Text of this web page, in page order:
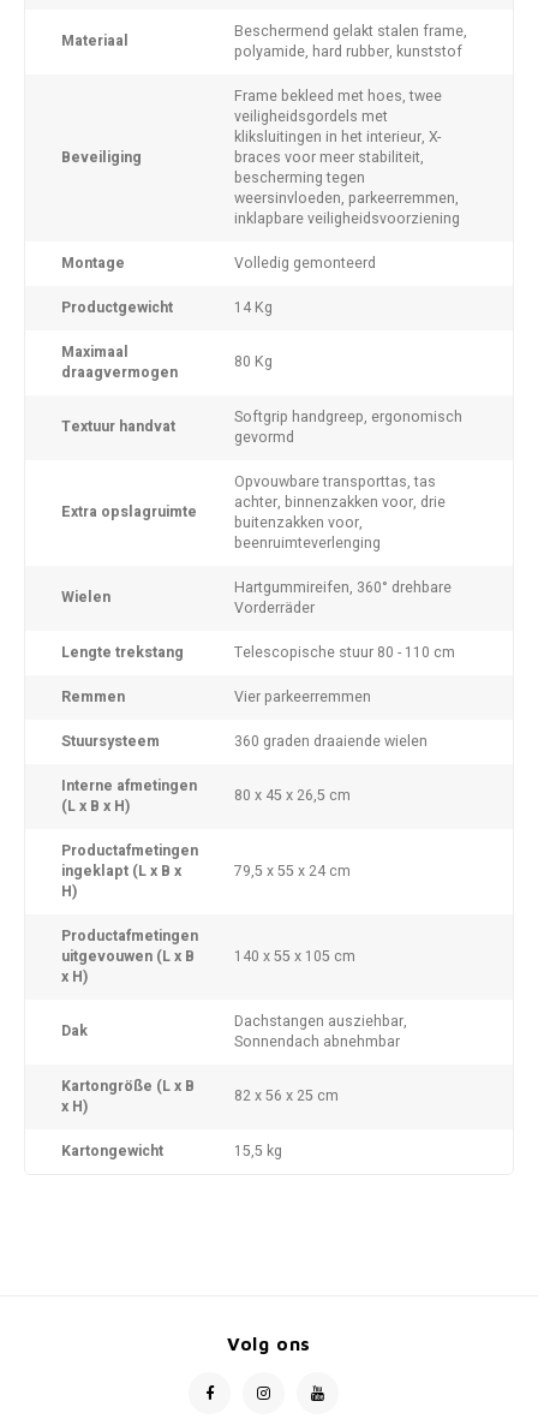
Materiaal
Beschermend gelakt stalen frame,
polyamide, hard rubber, kunststof
Beveiliging
Frame bekleed met hoes, twee
veiligheidsgordels met
kliksluitingen in het interieur, X-
braces voor meer stabiliteit,
bescherming tegen
weersinvloeden, parkeerremmen,
inklapbare veiligheidsvoorziening
Montage Volledig gemonteerd
Productgewicht 14 Kg
Maximaal
draagvermogen
80 Kg
Textuur handvat
Softgrip handgreep, ergonomisch
gevormd
Extra opslagruimte
Opvouwbare transporttas, tas
achter, binnenzakken voor, drie
buitenzakken voor,
beenruimteverlenging
Wielen
Hartgummireifen, 360° drehbare
Vorderräder
Lengte trekstang Telescopische stuur 80 - 110 cm
Remmen Vier parkeerremmen
Stuursysteem 360 graden draaiende wielen
Interne afmetingen
(L x B x H)
80 x 45 x 26,5 cm
Productafmetingen
ingeklapt (L x B x
H)
79,5 x 55 x 24 cm
Productafmetingen
uitgevouwen (L x B
x H)
140 x 55 x 105 cm
Dak
Dachstangen ausziehbar,
Sonnendach abnehmbar
Kartongröße (L x B
x H)
82 x 56 x 25 cm
Kartongewicht 15,5 kg
Volg ons